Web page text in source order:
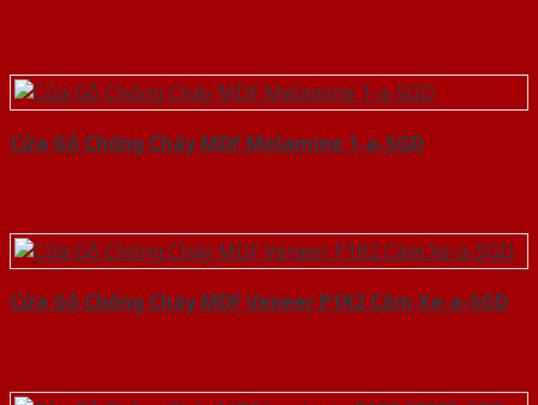
Cửa Gỗ Chống Cháy MDF Melamine 1-a-SGD
Cửa Gỗ Chống Cháy MDF Veneer P1R2 Căm Xe-a-SGD